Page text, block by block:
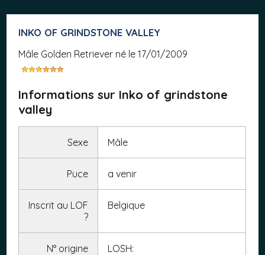
INKO OF GRINDSTONE VALLEY
mâle Golden Retriever né le 17/01/2009
Informations sur Inko of grindstone
valley
Sexe Mâle
Puce a venir
Inscrit au LOF
?
Belgique
N° origine LOSH: